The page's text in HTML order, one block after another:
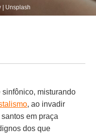
| Unsplash
misturando
, ao invadir
em praça
dos que